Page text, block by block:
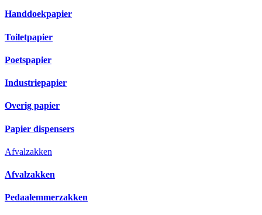
Handdoekpapier
Toiletpapier
Poetspapier
Industriepapier
Overig papier
Papier dispensers
Afvalzakken
Afvalzakken
Pedaalemmerzakken